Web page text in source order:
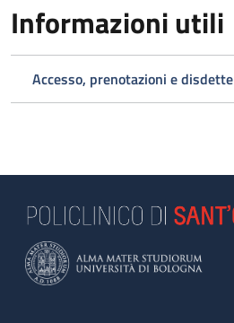
Informazioni utili
Accesso, prenotazioni e disdette